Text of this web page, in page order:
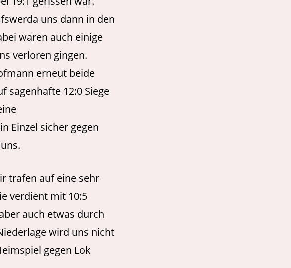
uns dann in den
waren auch einige
verloren gingen.
erneut beide
sagenhafte 12:0 Siege
Einzel sicher gegen
trafen auf eine sehr
verdient mit 10:5
auch etwas durch
wird uns nicht
gegen Lok